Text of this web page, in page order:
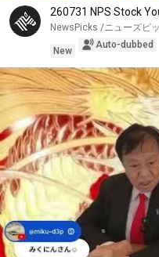
260731 NPS Stock
NewsPicks /ニューズピ
New
Auto-dubbed